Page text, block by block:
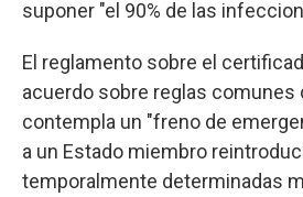
suponer "el 90% de las
El reglamento sobre el
acuerdo sobre reglas comunes
contempla un "freno de
a un Estado miembro
temporalmente determinadas